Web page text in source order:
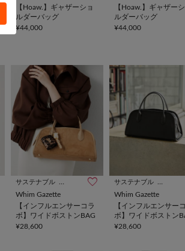
【Hoaw.】ギャザーショ
ルダーバッグ
¥44,000
【Hoaw.】ギャザーシ
ルダーバッグ
¥44,000
サステナブル インフルエンサー企画
Whim Gazette
【インフルエンサーコラ
ボ】ワイドボストンBAG
¥28,600
サステナブル インフル
Whim Gazette
【インフルエンサー
ボ】ワイドボストン
¥28,600